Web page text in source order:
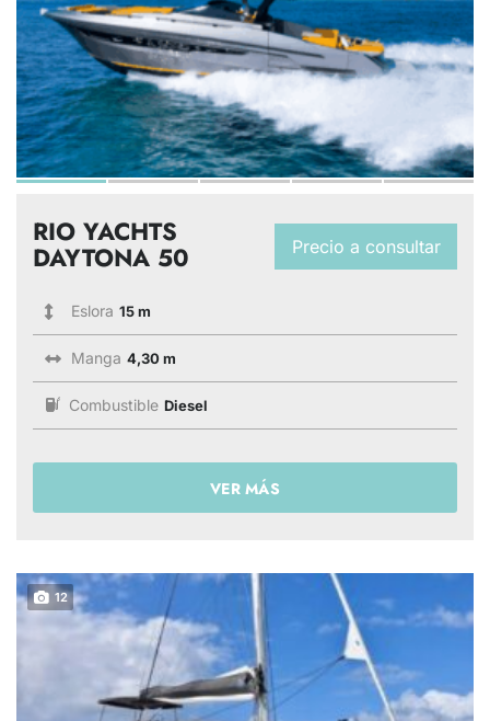
Precio a consultar
RIO YACHTS
DAYTONA 50
Eslora 15 m
Manga 4,30 m
Combustible Diesel
VER MÁS
12